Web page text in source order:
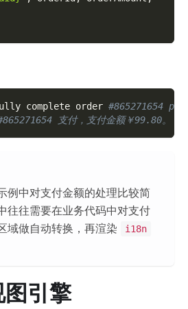
complete order #865271654
支付，支付金额￥99.80。
例中对支付金额的处理比较简
往往需要在业务代码中对支付
域做自动转换，再渲染
i18n
引擎